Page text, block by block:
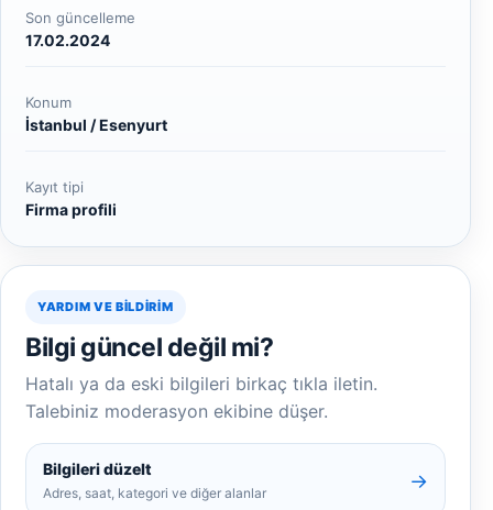
Son güncelleme
17.02.2024
Konum
İstanbul / Esenyurt
Kayıt tipi
Firma profili
YARDIM VE BILDIRIM
Bilgi güncel değil mi?
Hatalı ya da eski bilgileri birkaç tıkla iletin.
Talebiniz moderasyon ekibine düşer.
Bilgileri düzelt
Adres, saat, kategori ve diğer alanlar
→